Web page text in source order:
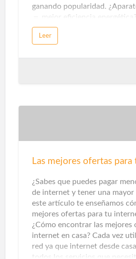
ganando popularidad.
＝ mejor eficiencia energética?
para que un
eléctrico o aparato
poder gestionarse y
tareas tengan un uso óptimo
energético.Dentro del ámbito
termostatos inteligentes y los
Leer
¿Sabes que puedes pagar
de internet y tener una mayor
este artículo te enseñamos
mejores ofertas para tu
¿Cómo encontrar las mejores
internet en casa? Cada vez
red ya que internet desde
todos los servicios que